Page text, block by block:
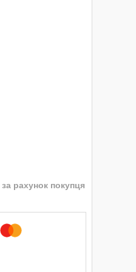
за рахунок покупця